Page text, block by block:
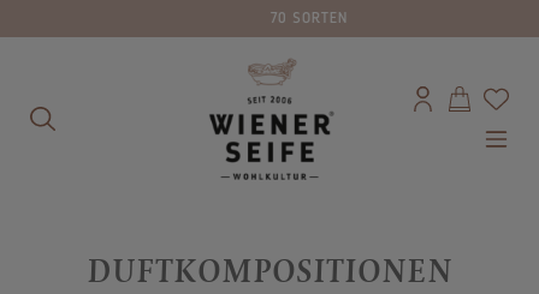
70 SORTEN
DUFTKOMPOSITIONEN